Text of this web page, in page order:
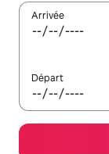
Arrivée
Départ